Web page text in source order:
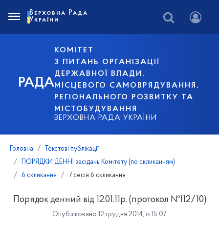
РАДА
КОМІТЕТ
З ПИТАНЬ ОРГАНІЗАЦІЇ
ДЕРЖАВНОЇ ВЛАДИ,
МІСЦЕВОГО САМОВРЯДУВАННЯ,
РЕГІОНАЛЬНОГО РОЗВИТКУ ТА
МІСТОБУДУВАННЯ
ВЕРХОВНА РАДА УКРАЇНИ
Верховна Рада
України
Головна
Текстові публікації
ПОРЯДКИ ДЕННІ засідань Комітету (по скликанням)
6 скликання
7 сесія 6 скликання
Порядок денний від 12.01.11р. (протокол №112/10)
Опубліковано 12 грудня 2014, о 15:07